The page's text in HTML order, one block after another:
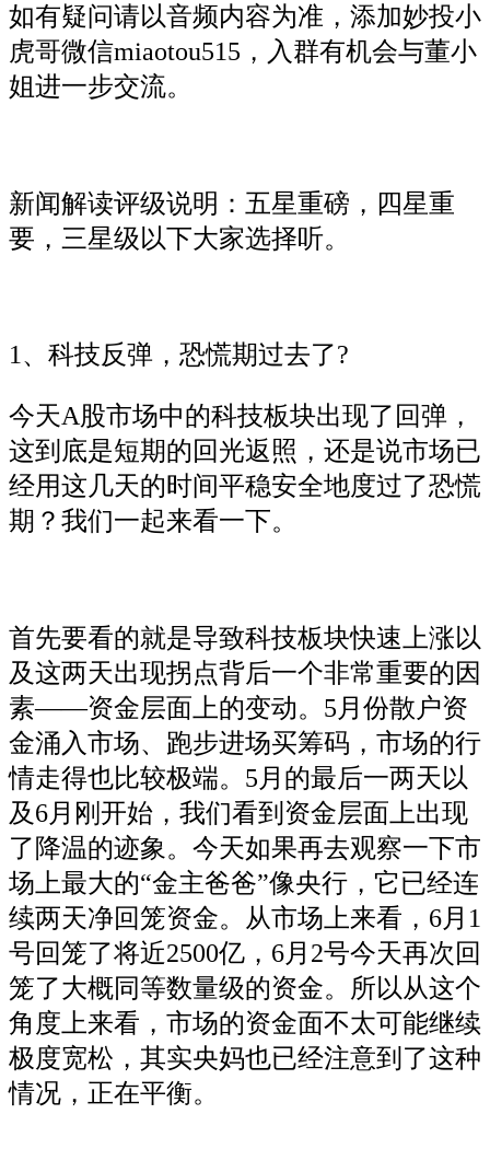
如有疑问请以音频内容为准，添加妙投小
虎哥微信miaotou515，入群有机会与董小
姐进一步交流。
新闻解读评级说明：五星重磅，四星重
要，三星级以下大家选择听。
1、科技反弹，恐慌期过去了?
今天A股市场中的科技板块出现了回弹，
这到底是短期的回光返照，还是说市场已
经用这几天的时间平稳安全地度过了恐慌
期？我们一起来看一下。
首先要看的就是导致科技板块快速上涨以
及这两天出现拐点背后一个非常重要的因
素——资金层面上的变动。5月份散户资
金涌入市场、跑步进场买筹码，市场的行
情走得也比较极端。5月的最后一两天以
及6月刚开始，我们看到资金层面上出现
了降温的迹象。今天如果再去观察一下市
场上最大的“金主爸爸”像央行，它已经连
续两天净回笼资金。从市场上来看，6月1
号回笼了将近2500亿，6月2号今天再次回
笼了大概同等数量级的资金。所以从这个
角度上来看，市场的资金面不太可能继续
极度宽松，其实央妈也已经注意到了这种
情况，正在平衡。